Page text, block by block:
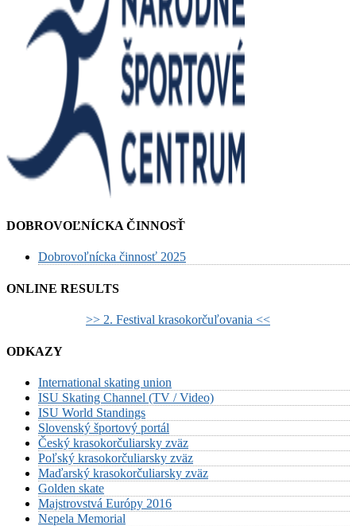
DOBROVOĽNÍCKA ČINNOSŤ
Dobrovoľnícka činnosť 2025
ONLINE RESULTS
>> 2. Festival krasokorčuľovania <<
ODKAZY
International skating union
ISU Skating Channel (TV / Video)
ISU World Standings
Slovenský športový portál
Český krasokorčuliarsky zväz
Poľský krasokorčuliarsky zväz
Maďarský krasokorčuliarsky zväz
Golden skate
Majstrovstvá Európy 2016
Nepela Memorial